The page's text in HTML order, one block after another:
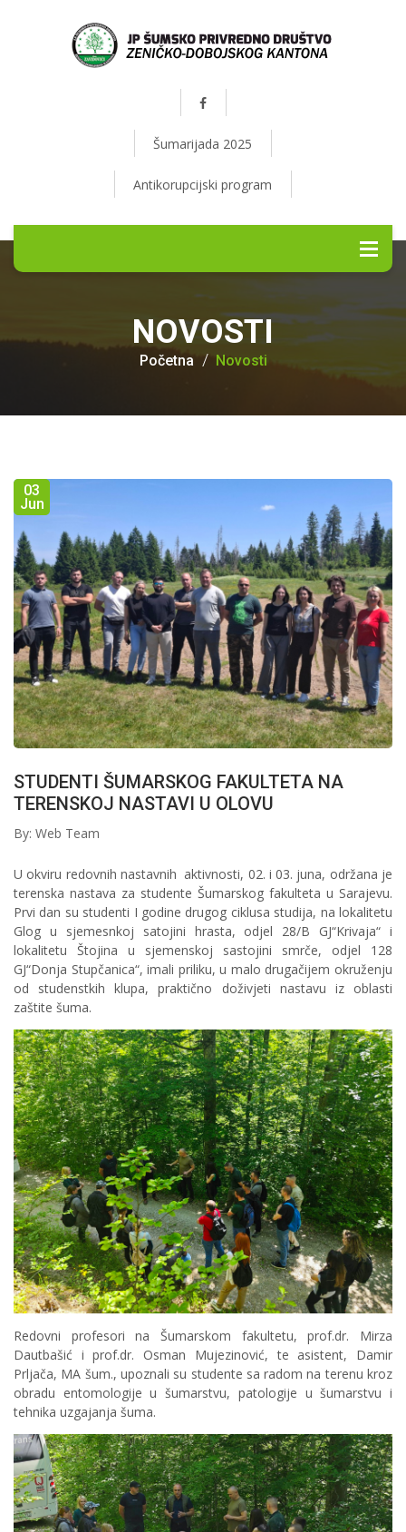
Šumarijada 2025
Antikorupcijski program
NOVOSTI
Početna Novosti
03
Jun
STUDENTI ŠUMARSKOG FAKULTETA NA
TERENSKOJ NASTAVI U OLOVU
By: Web Team
U okviru redovnih nastavnih aktivnosti, 02. i 03. juna, održana je
terenska nastava za studente Šumarskog fakulteta u Sarajevu.
Prvi dan su studenti I godine drugog ciklusa studija, na lokalitetu
Glog u sjemesnkoj satojini hrasta, odjel 28/B GJ“Krivaja“ i
lokalitetu Štojina u sjemenskoj sastojini smrče, odjel 128
GJ“Donja Stupčanica“, imali priliku, u malo drugačijem okruženju
od studenstkih klupa, praktično doživjeti nastavu iz oblasti
zaštite šuma.
Redovni profesori na Šumarskom fakultetu, prof.dr. Mirza
Dautbašić i prof.dr. Osman Mujezinović, te asistent, Damir
Prljača, MA šum., upoznali su studente sa radom na terenu kroz
obradu entomologije u šumarstvu, patologije u šumarstvu i
tehnika uzgajanja šuma.